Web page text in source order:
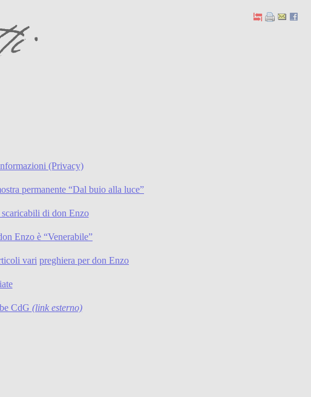
(Privacy)
permanente “Dal buio alla luce”
di don Enzo
Enzo è “Venerabile”
vari preghiera per don Enzo
CdG (link esterno)